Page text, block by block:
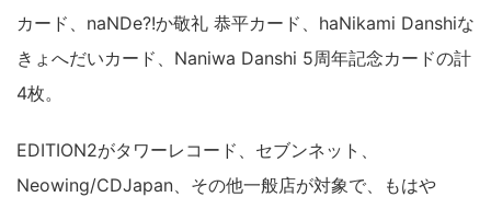
カード、naNDe?!か敬礼 恭平カード、haNikami Danshiな
きょへだいカード、Naniwa Danshi 5周年記念カードの計
4枚。
EDITION2がタワーレコード、セブンネット、
Neowing/CDJapan、その他一般店が対象で、もはや